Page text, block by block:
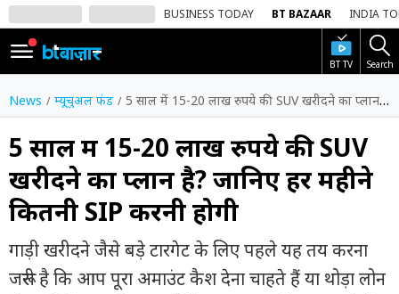
BUSINESS TODAY BT BAZAAR INDIA
BT TV Search
SIGN
IN
Dark
Mode
होम
शेयर
बाज़ार
वीडियो
News म्यूचुअल फंड 5 साल में 15-20 लाख रुपये की SUV खरीदने का प्लान है? जानिए हर महीने कितनी SIP करनी होगी
5 साल में 15-20 लाख रुपये की SUV
खरीदने का प्लान है? जानिए हर महीने
कितनी SIP करनी होगी
गाड़ी खरीदने जैसे बड़े टारगेट के लिए पहले यह तय करना
जरूरी है कि आप पूरा अमाउंट कैश देना चाहते हैं या थोड़ा लोन